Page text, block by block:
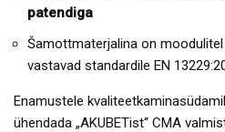
patendiga
Šamottmaterjalina on
vastavad standardile EN
Enamustele
ühendada „AKUBETist“ CMA